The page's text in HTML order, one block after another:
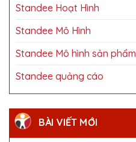
Standee Hoạt Hình
Standee Mô Hình
Standee Mô hình sản phẩm
Standee quảng cáo
BÀI VIẾT MỚI